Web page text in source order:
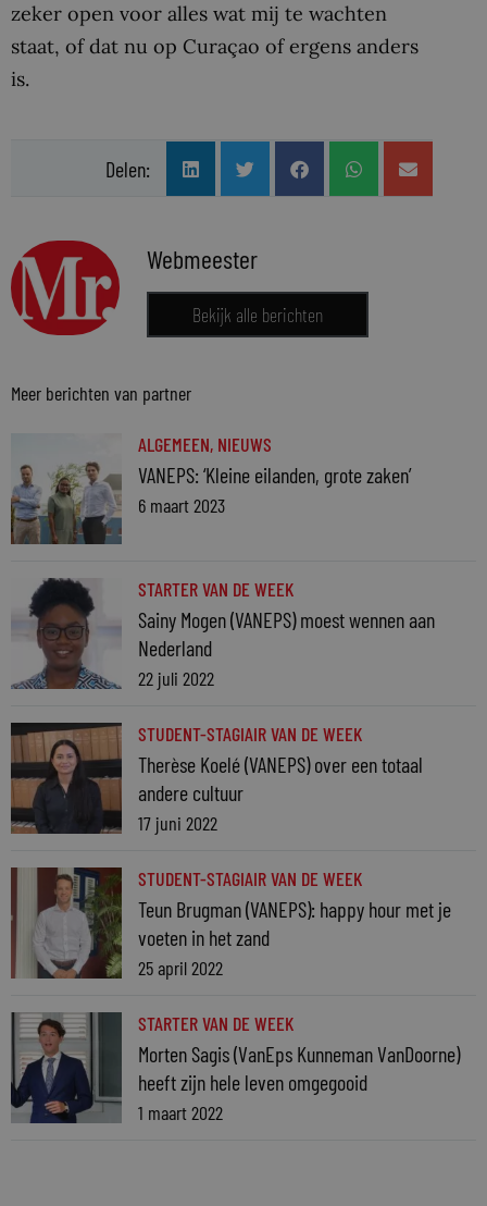
zeker open voor alles wat mij te wachten
staat, of dat nu op Curaçao of ergens anders
is.
Delen:
Webmeester
Bekijk alle berichten
Meer berichten van partner
ALGEMEEN, NIEUWS
VANEPS: ‘Kleine eilanden, grote zaken’
6 maart 2023
STARTER VAN DE WEEK
Sainy Mogen (VANEPS) moest wennen aan
Nederland
22 juli 2022
STUDENT-STAGIAIR VAN DE WEEK
Therèse Koelé (VANEPS) over een totaal
andere cultuur
17 juni 2022
STUDENT-STAGIAIR VAN DE WEEK
Teun Brugman (VANEPS): happy hour met je
voeten in het zand
25 april 2022
STARTER VAN DE WEEK
Morten Sagis (VanEps Kunneman VanDoorne)
heeft zijn hele leven omgegooid
1 maart 2022